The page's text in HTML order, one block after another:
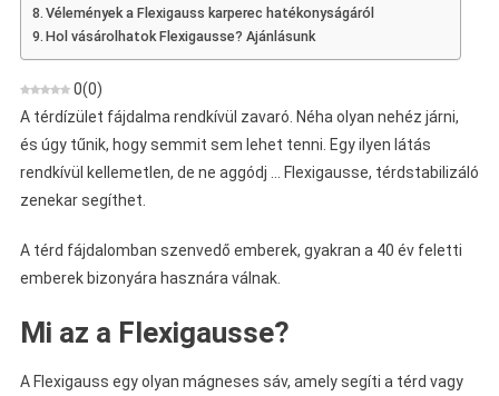
Vélemények a Flexigauss karperec hatékonyságáról
Hol vásárolhatok Flexigausse? Ajánlásunk
0(0)
A térdízület fájdalma rendkívül zavaró. Néha olyan nehéz járni,
és úgy tűnik, hogy semmit sem lehet tenni. Egy ilyen látás
rendkívül kellemetlen, de ne aggódj … Flexigausse, térdstabilizáló
zenekar segíthet.
A térd fájdalomban szenvedő emberek, gyakran a 40 év feletti
emberek bizonyára hasznára válnak.
Mi az a Flexigausse?
A Flexigauss egy olyan mágneses sáv, amely segíti a térd vagy